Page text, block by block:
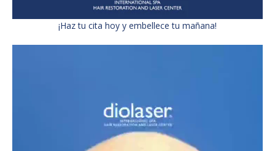
¡Haz tu cita hoy y embellece tu mañana!